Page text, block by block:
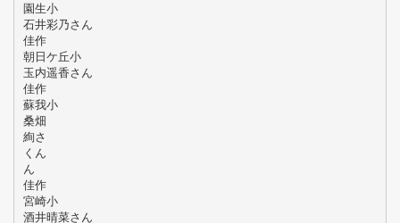
園生小
石井彩乃さん
佳作
朝日ケ丘小
玉内遥香さん
佳作
蘇我小
桑畑
絢さ
くん
ん
佳作
宮崎小
酒井晴菜さん